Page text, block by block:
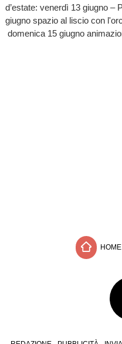
d’estate: venerdì 13 giugno –
giugno spazio al liscio con
domenica 15 giugno
HOME